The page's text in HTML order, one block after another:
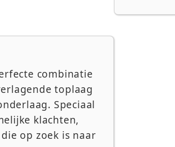
combinatie
toplaag
Speciaal
klachten,
op zoek is naar